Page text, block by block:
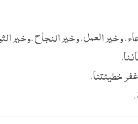
وخير العمل، وخير النجاح ،وخير
خطيئتنا،
.